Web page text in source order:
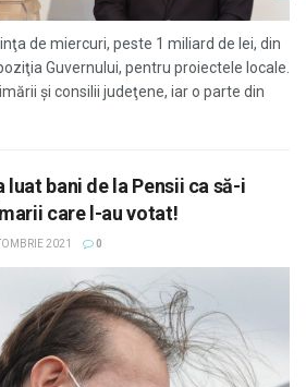
de miercuri, peste 1 miliard de lei, din
Guvernului, pentru proiectele locale.
şi consilii judeţene, iar o parte din
luat bani de la Pensii ca să-i
care l-au votat!
2021 0